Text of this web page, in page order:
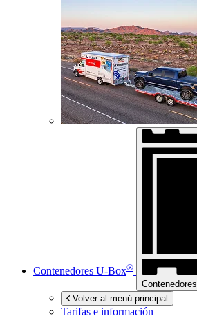
Contenedores U-Box®
Contenedores
Volver al menú principal
Tarifas e información